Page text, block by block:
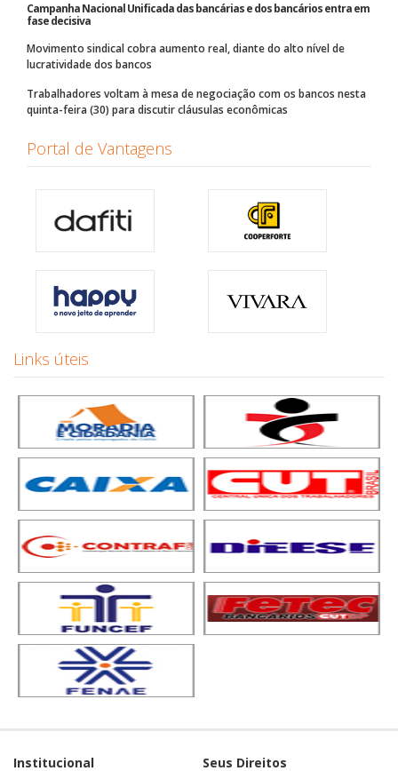
Campanha Nacional Unificada das bancárias e dos bancários entra em
fase decisiva
Movimento sindical cobra aumento real, diante do alto nível de
lucratividade dos bancos
Trabalhadores voltam à mesa de negociação com os bancos nesta
quinta-feira (30) para discutir cláusulas econômicas
Portal de Vantagens
Links úteis
Institucional Seus Direitos